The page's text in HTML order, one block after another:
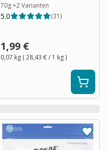
70g+2Varianten
5.0 (31)
1,99 €
0,07 kg (28,43 €/ 1 kg)